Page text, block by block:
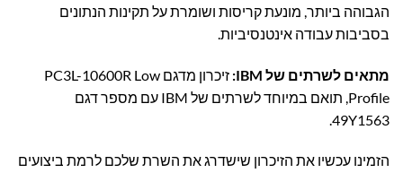
הגבוהה ביותר, מונעת קריסות ושומרת על תקינות הנתונים
בסביבות עבודה אינטנסיביות.
מתאים לשרתים של IBM:
זיכרון מדגם PC3L-10600R Low
Profile, תואם במיוחד לשרתים של IBM עם מספר דגם
49Y1563.
הזמינו עכשיו את הזיכרון שישדרג את השרת שלכם לרמת ביצועים